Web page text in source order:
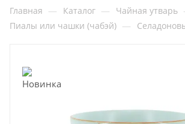
Главная — Каталог — Чайная утварь
Пиалы или чашки (чабэй) —